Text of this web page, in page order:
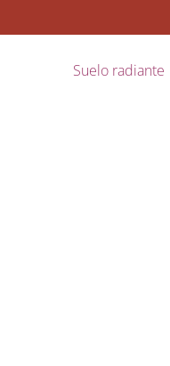
Suelo radiante